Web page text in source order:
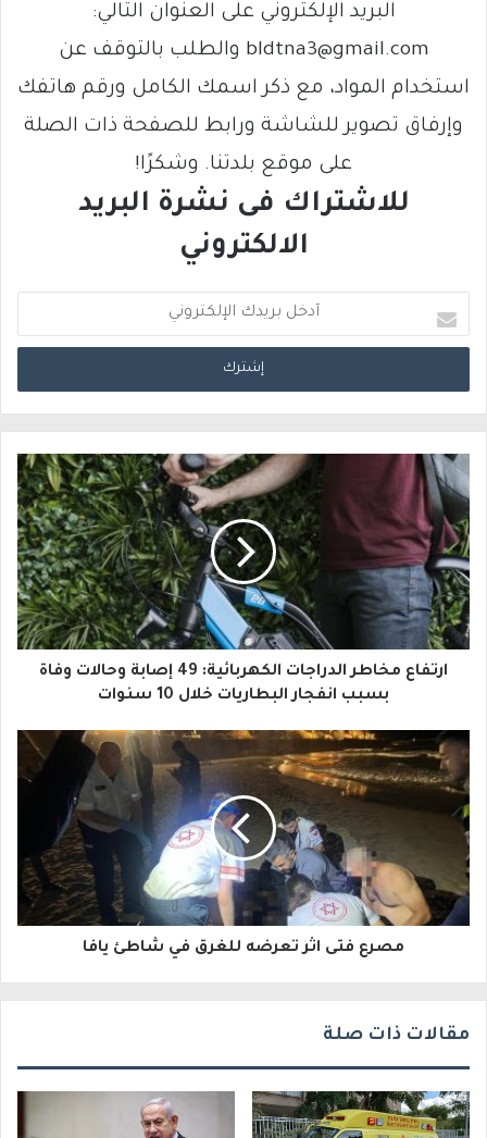
البريد الإلكتروني على العنوان التالي:
bldtna3@gmail.com والطلب بالتوقف عن
استخدام المواد، مع ذكر اسمك الكامل ورقم هاتفك
وإرفاق تصوير للشاشة ورابط للصفحة ذات الصلة
على موقع بلدتنا. وشكرًا!
للاشتراك فى نشرة البريد
الالكتروني
د
خ
ر
ي
د
ك
ا
إ
ل
ك
ت
ر
و
ارتفاع مخاطر الدراجات الكهربائية: 49 إصابة وحالات وفاة
بسبب انفجار البطاريات خلال 10 سنوات
مصرع فتى اثر تعرضه للغرق في شاطئ يافا
مقالات ذات صلة